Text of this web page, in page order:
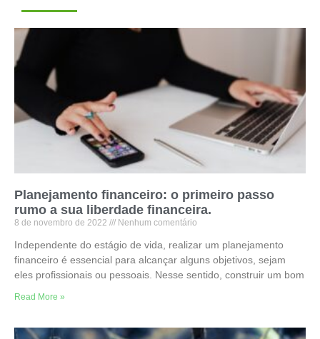
Planejamento financeiro: o primeiro passo
rumo a sua liberdade financeira.
8 de novembro de 2022 Nenhum comentário
Independente do estágio de vida, realizar um planejamento
financeiro é essencial para alcançar alguns objetivos, sejam
eles profissionais ou pessoais. Nesse sentido, construir um bom
Read More »